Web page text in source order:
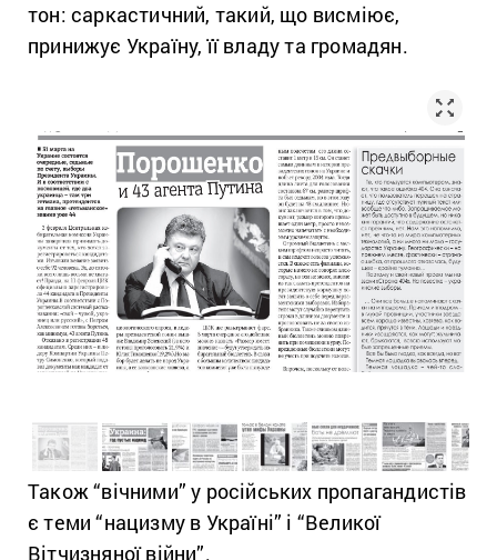
тон: саркастичний, такий, що висміює,
принижує Україну, її владу та громадян.
Також “вічними” у російських пропагандистів
є теми “нацизму в Україні” і “Великої
Вітчизняної війни”.